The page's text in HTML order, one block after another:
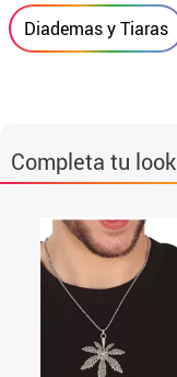
Diademas y Tiaras
Completa tu look